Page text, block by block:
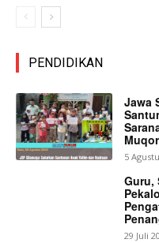
PENDIDIKAN
Jawa
5
Guru,
29 Juli